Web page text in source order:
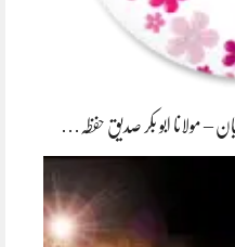
مولانا ابو بکر صدیق حفظہ…